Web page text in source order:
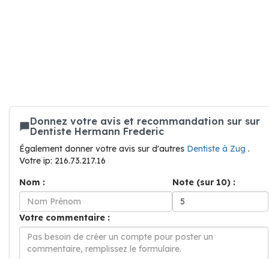
Donnez votre avis et recommandation sur sur
Dentiste Hermann Frederic
Également donner votre avis sur d'autres Dentiste à Zug .
Votre ip: 216.73.217.16
Nom :
Note (sur 10) :
Votre commentaire :